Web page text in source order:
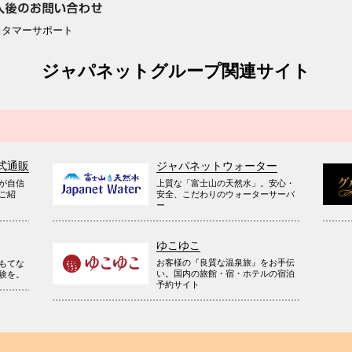
マーサポート
ジャパネットグループ関連サイト
通販
自信
紹
ジャパネットウォーター
上質な「富士山の天然水」。安心・
安全、こだわりのウォーターサーバ
ー
てな
。
ゆこゆこ
お客様の『良質な温泉旅』をお手伝
い。国内の旅館・宿・ホテルの宿泊
予約サイト